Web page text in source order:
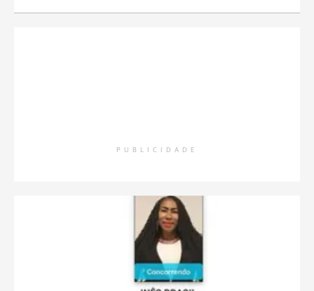
PUBLICIDADE